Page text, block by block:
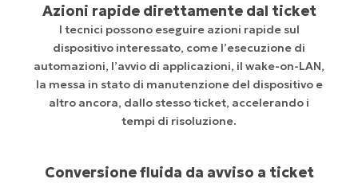
Azioni rapide direttamente dal ticket
I tecnici possono eseguire azioni rapide sul
dispositivo interessato, come l’esecuzione di
automazioni, l’avvio di applicazioni, il wake-on-LAN,
la messa in stato di manutenzione del dispositivo e
altro ancora, dallo stesso ticket, accelerando i
tempi di risoluzione.
Conversione fluida da avviso a ticket